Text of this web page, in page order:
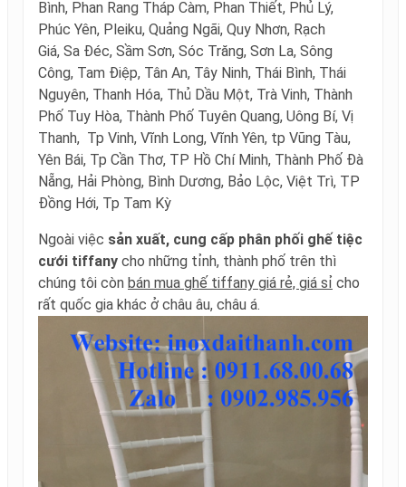
Bình, Phan Rang Tháp Càm, Phan Thiết, Phủ Lý,
Phúc Yên, Pleiku, Quảng Ngãi, Quy Nhơn, Rạch
Giá, Sa Đéc, Sầm Sơn, Sóc Trăng, Sơn La, Sông
Công, Tam Điệp, Tân An, Tây Ninh, Thái Bình, Thái
Nguyên, Thanh Hóa, Thủ Dầu Một, Trà Vinh, Thành
Phố Tuy Hòa, Thành Phố Tuyên Quang, Uông Bí, Vị
Thanh, Tp Vinh, Vĩnh Long, Vĩnh Yên, tp Vũng Tàu,
Yên Bái, Tp Cần Thơ, TP Hồ Chí Minh, Thành Phố Đà
Nẵng, Hải Phòng, Bình Dương, Bảo Lộc, Việt Trì, TP
Đồng Hới, Tp Tam Kỳ
Ngoài việc sản xuất, cung cấp phân phối ghế tiệc
cưới tiffany cho những tỉnh, thành phố trên thì
chúng tôi còn bán mua ghế tiffany giá rẻ, giá sỉ cho
rất quốc gia khác ở châu âu, châu á.